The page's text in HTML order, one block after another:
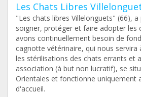
Les Chats Libres
"Les chats libres Villelonguets" (66),
soigner, protéger et faire adopter les
avons continuellement besoin de
cagnotte vétérinaire, qui nous servira
les stérilisations des chats errants et
association (à but non lucratif), se
Orientales et fonctionne uniquement
d'accueil.